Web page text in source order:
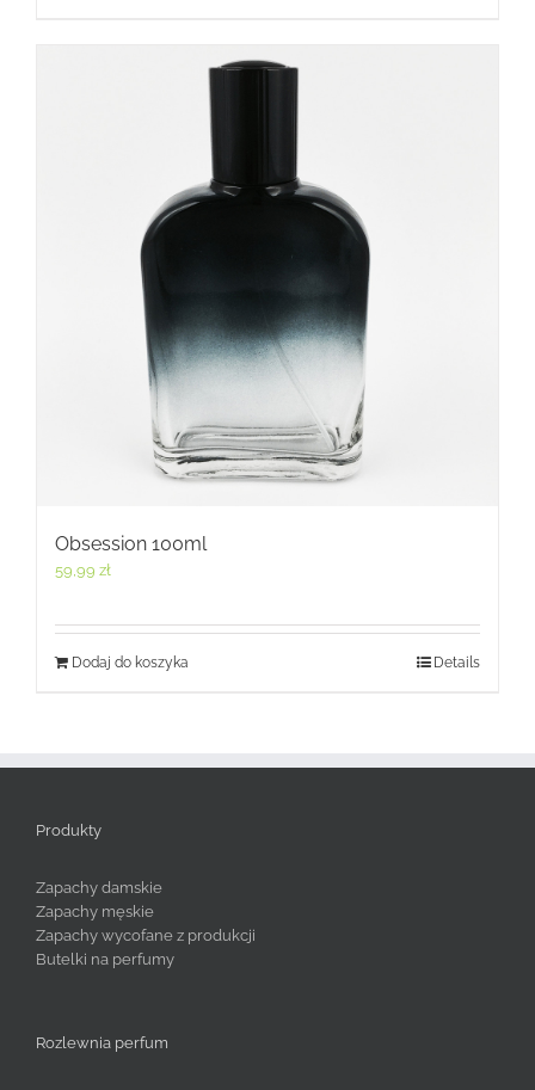
Obsession 100ml
59,99 zł
Dodaj do koszyka Details
Produkty
Zapachy damskie
Zapachy męskie
Zapachy wycofane z produkcji
Butelki na perfumy
Rozlewnia perfum